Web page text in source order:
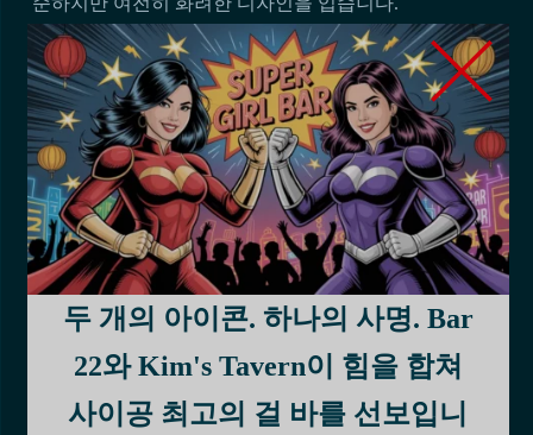
호치민시의 아오자이 디자인 하우스에 관한 영화 "The
Tailor"를 감상하세요. 이를 통해 아오자이가 베트남 패션
에서 얼마나 중요한지 알 수 있습니다. 이 영화는 아카데
미 시상식에서 2018년 베트남 최고의 외국어 영화 공식
출품작이었습니다.
o dài는 베트남 전통 의상을 색칠하는
데 사용됩니다.
두 개의 아이콘. 하나의 사명. Bar
22와 Kim's Tavern이 힘을 합쳐
사이공 최고의 걸 바를 선보입니